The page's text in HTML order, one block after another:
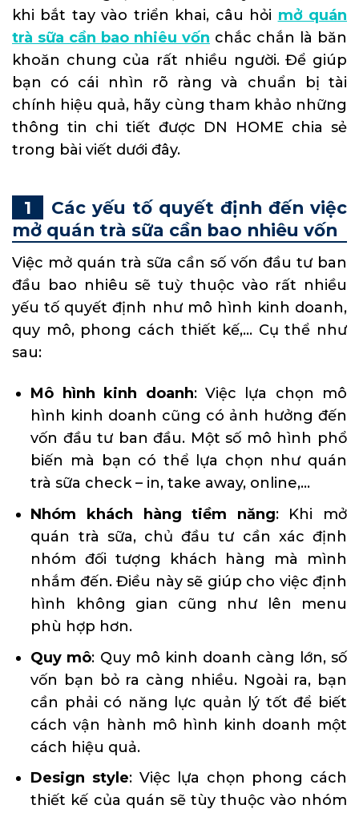
khi bắt tay vào triển khai, câu hỏi mở quán
trà sữa cần bao nhiêu vốn chắc chắn là băn
khoăn chung của rất nhiều người. Để giúp
bạn có cái nhìn rõ ràng và chuẩn bị tài
chính hiệu quả, hãy cùng tham khảo những
thông tin chi tiết được DN HOME chia sẻ
trong bài viết dưới đây.
Các yếu tố quyết định đến việc
mở quán trà sữa cần bao nhiêu vốn
Việc mở quán trà sữa cần số vốn đầu tư ban
đầu bao nhiêu sẽ tuỳ thuộc vào rất nhiều
yếu tố quyết định như mô hình kinh doanh,
quy mô, phong cách thiết kế,… Cụ thể như
sau:
Mô hình kinh doanh: Việc lựa chọn mô
hình kinh doanh cũng có ảnh hưởng đến
vốn đầu tư ban đầu. Một số mô hình phổ
biến mà bạn có thể lựa chọn như quán
trà sữa check – in, take away, online,…
Nhóm khách hàng tiềm năng: Khi mở
quán trà sữa, chủ đầu tư cần xác định
nhóm đối tượng khách hàng mà mình
nhắm đến. Điều này sẽ giúp cho việc định
hình không gian cũng như lên menu
phù hợp hơn.
Quy mô: Quy mô kinh doanh càng lớn, số
vốn bạn bỏ ra càng nhiều. Ngoài ra, bạn
cần phải có năng lực quản lý tốt để biết
cách vận hành mô hình kinh doanh một
cách hiệu quả.
Design style: Việc lựa chọn phong cách
thiết kế của quán sẽ tùy thuộc vào nhóm